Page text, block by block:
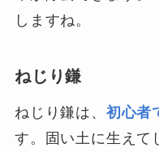
しますね。
ねじり鎌
ねじり鎌は、 初心者
す。固い土に生えて